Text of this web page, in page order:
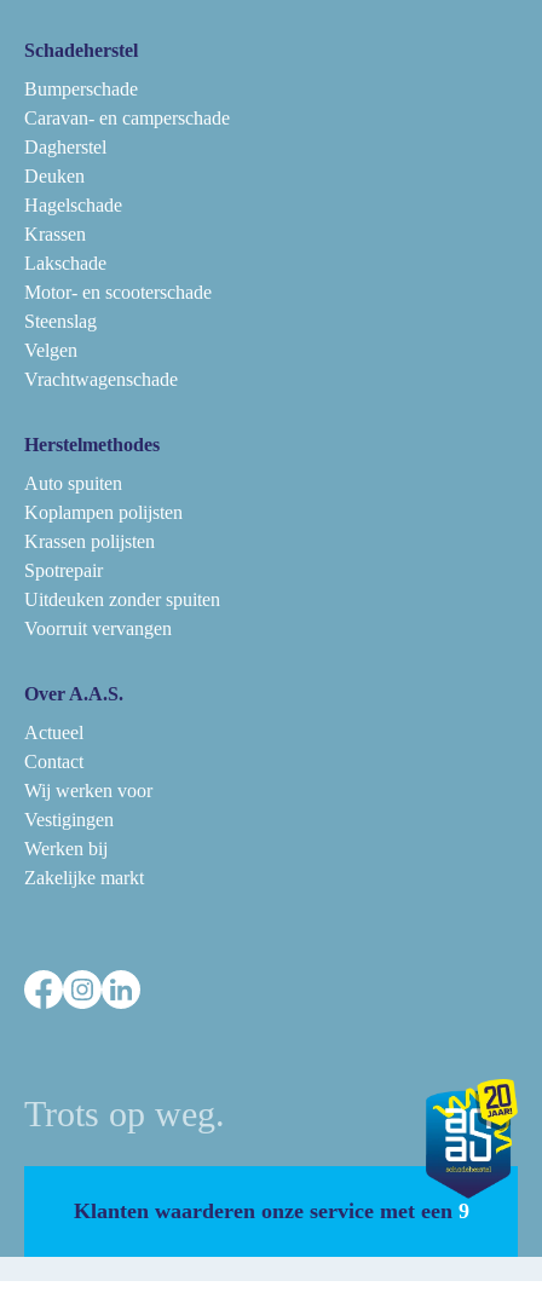
Schadeherstel
Bumperschade
Caravan- en camperschade
Dagherstel
Deuken
Hagelschade
Krassen
Lakschade
Motor- en scooterschade
Steenslag
Velgen
Vrachtwagenschade
Herstelmethodes
Auto spuiten
Koplampen polijsten
Krassen polijsten
Spotrepair
Uitdeuken zonder spuiten
Voorruit vervangen
Over A.A.S.
Actueel
Contact
Wij werken voor
Vestigingen
Werken bij
Zakelijke markt
Trots op weg.
Klanten waarderen onze service met een 9